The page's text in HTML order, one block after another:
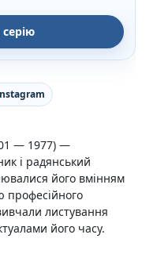
— 1977) —
і радянський
його вмінням
професійного
листування
його часу.